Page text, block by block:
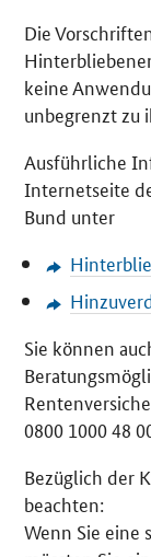
Die
keine
unbegrenzt zu
Ausführliche
Internetseite
Bund unter
Sie können
0800 1000 48
Bezüglich der
beachten:
Wenn Sie eine